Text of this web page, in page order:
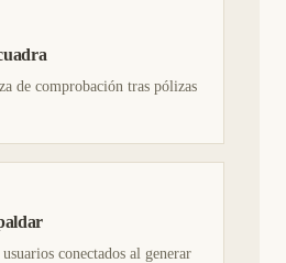
de comprobación tras pólizas
conectados al generar